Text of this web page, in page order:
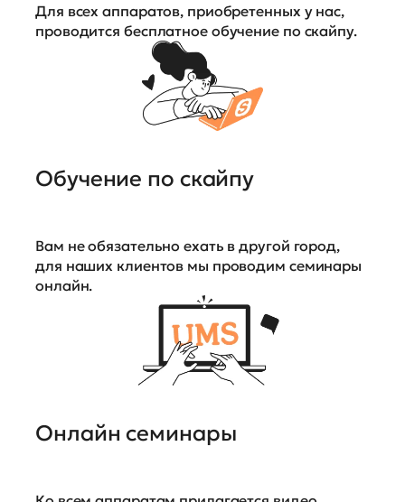
Для всех аппаратов, приобретенных у нас,
проводится бесплатное обучение по скайпу.
Обучение по скайпу
Вам не обязательно ехать в другой город,
для наших клиентов мы проводим семинары
онлайн.
Онлайн семинары